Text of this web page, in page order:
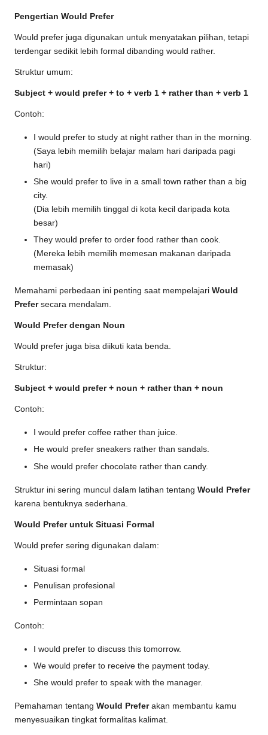
Pengertian Would Prefer
Would prefer juga digunakan untuk menyatakan pilihan, tetapi
terdengar sedikit lebih formal dibanding would rather.
Struktur umum:
Subject + would prefer + to + verb 1 + rather than + verb 1
Contoh:
I would prefer to study at night rather than in the morning.
(Saya lebih memilih belajar malam hari daripada pagi
hari)
She would prefer to live in a small town rather than a big
city.
(Dia lebih memilih tinggal di kota kecil daripada kota
besar)
They would prefer to order food rather than cook.
(Mereka lebih memilih memesan makanan daripada
memasak)
Memahami perbedaan ini penting saat mempelajari Would
Prefersecara mendalam.
Would Prefer dengan Noun
Would prefer juga bisa diikuti kata benda.
Struktur:
Subject + would prefer + noun + rather than + noun
Contoh:
I would prefer coffee rather than juice.
He would prefer sneakers rather than sandals.
She would prefer chocolate rather than candy.
Struktur ini sering muncul dalam latihan tentang Would Prefer
karena bentuknya sederhana.
Would Prefer untuk Situasi Formal
Would prefer sering digunakan dalam:
Situasi formal
Penulisan profesional
Permintaan sopan
Contoh:
I would prefer to discuss this tomorrow.
We would prefer to receive the payment today.
She would prefer to speak with the manager.
Pemahaman tentang Would Preferakan membantu kamu
menyesuaikan tingkat formalitas kalimat.